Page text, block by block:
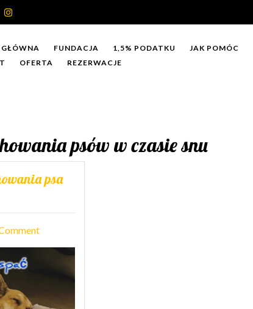
FUNDACJA 1,5% PODATKU JAK POMÓC
OFERTA REZERWACJE
psów w czasie snu
psa
on
zachowania